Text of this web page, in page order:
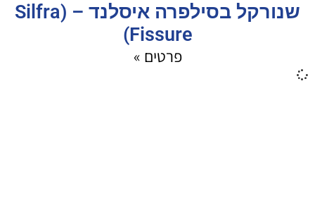
שנורקל בסילפרה איסלנד – (Silfra
Fissure)
פרטים »